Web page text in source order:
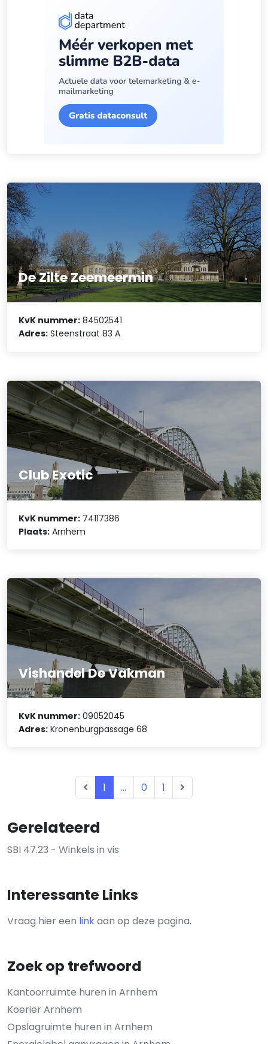
Gerelateerd
SBI 47.23 - Winkels in vis
Interessante Links
Vraag hier een linkaan op deze pagina.
Zoek op trefwoord
Kantoorruimte huren in Arnhem
Koerier Arnhem
Opslagruimte huren in Arnhem
De Zilte Zeemeermin
KvK nummer: 84502541
Adres: Steenstraat 83 A
Club Exotic
KvK nummer: 74117386
Plaats: Arnhem
Vishandel De Vakman
KvK nummer: 09052045
Adres: Kronenburgpassage 68
1 ... 0 1